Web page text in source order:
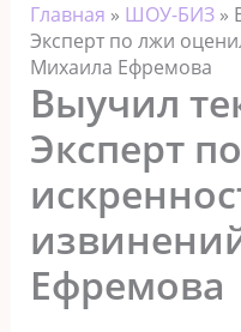
Главная » ШОУ-БИЗ»
Эксперт по лжи
Михаила Ефремова
Выучил
Эксперт
Ефремова